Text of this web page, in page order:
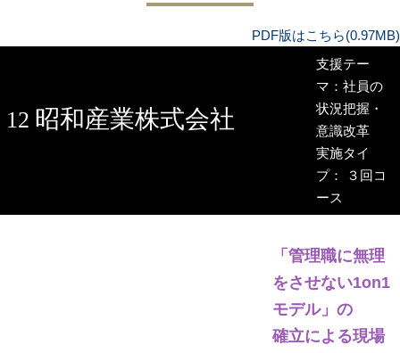
PDF版はこちら(0.97MB)
12 昭和産業株式会社
支援テー
マ：社員の
状況把握・
意識改革
実施タイ
プ： ３回コ
ース
「管理職に無理
をさせない1on1
モデル」の
確立による現場